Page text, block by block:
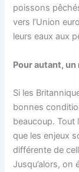
poissons
vers l’Union
leurs eaux aux
Pour autant,
Si les
bonnes
beaucoup. Tout
que les enjeux
différente de
Jusqu’alors,